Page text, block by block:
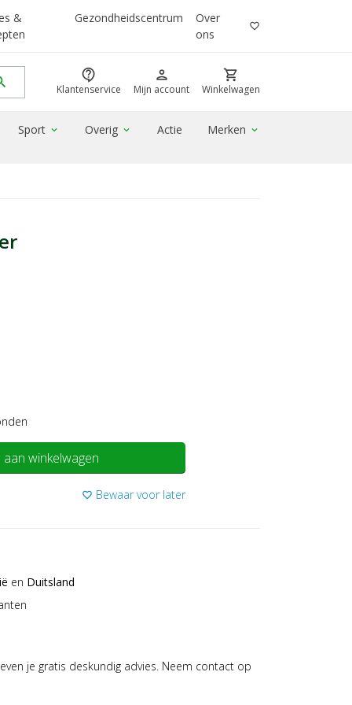
&
Gezondheidscentrum
Over
ons
favorite_border
contact_support
Klantenservice
person
Mijn account
shopping_cart
Winkelwagen
Sport expand_more Overig expand_more Actie Merken expand_more
winkelwagen
favorite_border Bewaar voor later
en Duitsland
je gratis deskundig advies. Neem contact op